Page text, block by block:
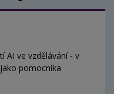
AI ve vzdělávání - v
pomocníka